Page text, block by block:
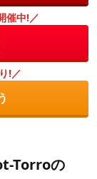
催中!／
!／
Torroの